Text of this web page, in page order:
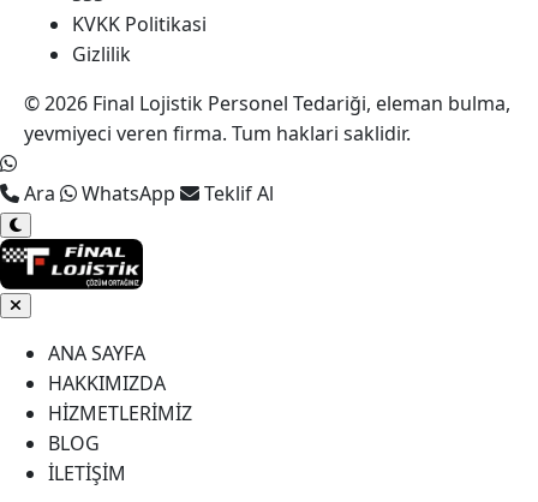
KVKK Politikasi
Gizlilik
© 2026 Final Lojistik Personel Tedariği, eleman bulma,
yevmiyeci veren firma. Tum haklari saklidir.
Ara WhatsApp Teklif Al
ANA SAYFA
HAKKIMIZDA
HİZMETLERİMİZ
BLOG
İLETİŞİM